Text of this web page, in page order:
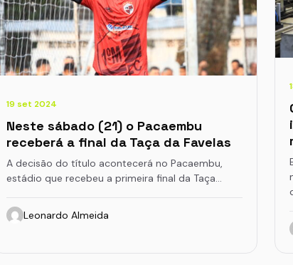
19 set 2024
Neste sábado (21) o Pacaembu
receberá a final da Taça da Favelas
A decisão do título acontecerá no Pacaembu,
estádio que recebeu a primeira final da Taça…
Leonardo Almeida